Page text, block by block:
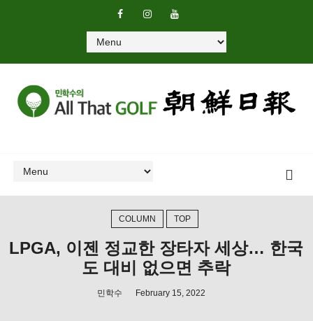
COLUMN TOP
LPGA, 이젠 정교한 장타자 세상… 한국
도 대비 없으면 추락
민학수 February 15, 2022